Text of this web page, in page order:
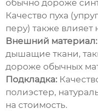
обычно дороже
Качество пуха
перу) также влияет
Внешний материал:
дышащие ткани,
дороже обычных
Подкладка:
полиэстер,
на стоимость.